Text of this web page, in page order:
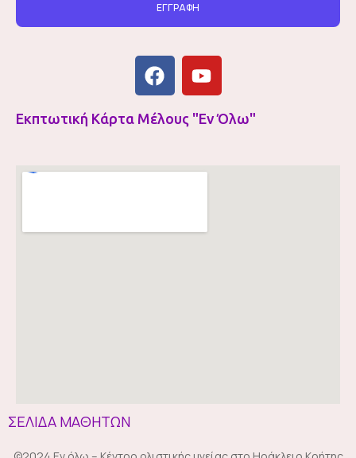
ΕΓΓΡΑΦΗ
Εκπτωτική Κάρτα Μέλους "Εν Όλω"
ΣΕΛΙΔΑ ΜΑΘΗΤΩΝ